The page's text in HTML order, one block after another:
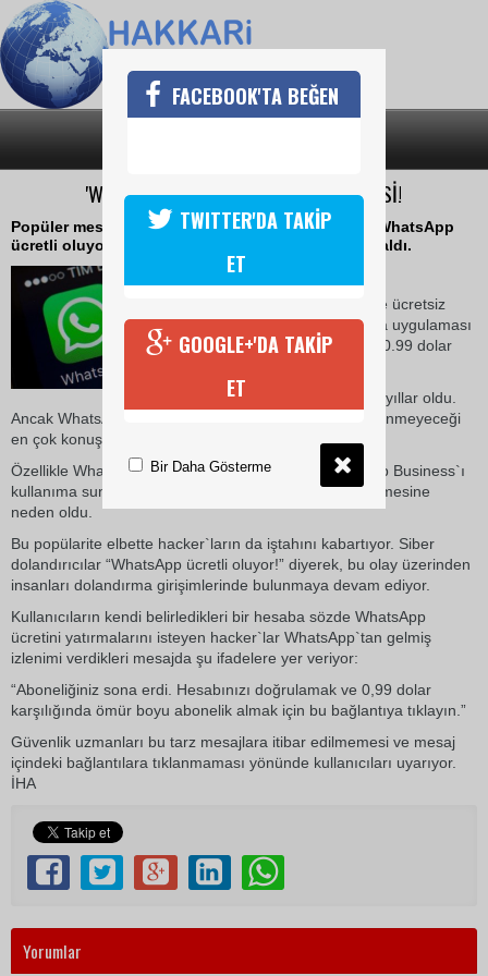
'WHATSAPP ÜCRETLİ OLUYOR' TEHLİKESİ!
Popüler mesajlaşma uygulaması WhatsApp`taki "WhatsApp
ücretli oluyor" tehlikesi pek çok kullanıcıyı hedef aldı.
23 Ocak 2018 Salı 11:10
Kullanıma girdiği ilk dönemde ücretsiz
olmayan popüler mesajlaşma uygulaması
WhatsApp, kullanıcılarından 0.99 dolar
Bu uygulama ortadan kalkalı yıllar oldu.
Ancak WhatsApp`ın hala paralı döneme geri dönüp dönmeyeceği
en çok konuşulan konulardan biri.
Özellikle WhatsApp`ın iş odaklı sürümü olan WhatsApp Business`ı
kullanıma sunması bu konunun yeniden gündeme gelmesine
neden oldu.
Bu popülarite elbette hacker`ların da iştahını kabartıyor. Siber
dolandırıcılar “WhatsApp ücretli oluyor!” diyerek, bu olay üzerinden
insanları dolandırma girişimlerinde bulunmaya devam ediyor.
Kullanıcıların kendi belirledikleri bir hesaba sözde WhatsApp
ücretini yatırmalarını isteyen hacker`lar WhatsApp`tan gelmiş
izlenimi verdikleri mesajda şu ifadelere yer veriyor:
“Aboneliğiniz sona erdi. Hesabınızı doğrulamak ve 0,99 dolar
karşılığında ömür boyu abonelik almak için bu bağlantıya tıklayın.”
Güvenlik uzmanları bu tarz mesajlara itibar edilmemesi ve mesaj
içindeki bağlantılara tıklanmaması yönünde kullanıcıları uyarıyor.
İHA
Yorumlar
FACEBOOK'TA BEĞEN
TWITTER'DA TAKİP
ET
GOOGLE+'DA TAKİP
ET
Bir Daha Gösterme